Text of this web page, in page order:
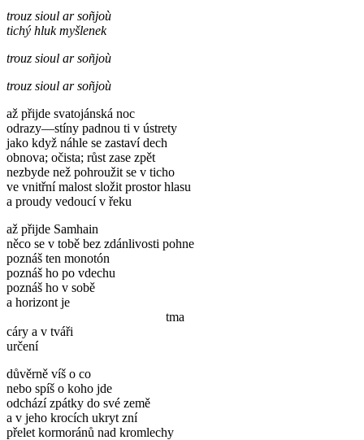
trouz sioul ar soñjoù
tichý hluk myšlenek
trouz sioul ar soñjoù
trouz sioul ar soñjoù
až přijde svatojánská noc
odrazy—stíny padnou ti v ústrety
jako když náhle se zastaví dech
obnova; očista; růst zase zpět
nezbyde než pohroužit se v ticho
ve vnitřní malost složit prostor hlasu
a proudy vedoucí v řeku
až přijde Samhain
něco se v tobě bez zdánlivosti pohne
poznáš ten monotón
poznáš ho po vdechu
poznáš ho v sobě
a horizont je
tma
cáry a v tváři
určení
důvěrně víš o co
nebo spíš o koho jde
odchází zpátky do své země
a v jeho krocích ukryt zní
přelet kormoránů nad kromlechy